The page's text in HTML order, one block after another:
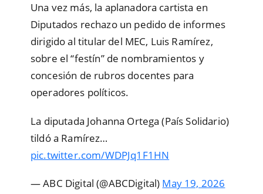
Una vez más, la aplanadora cartista en
Diputados rechazo un pedido de informes
dirigido al titular del MEC, Luis Ramírez,
sobre el “festín” de nombramientos y
concesión de rubros docentes para
operadores políticos.
️La diputada Johanna Ortega (País Solidario)
tildó a Ramírez…
pic.twitter.com/WDPJq1F1HN
— ABC Digital (@ABCDigital) May 19, 2026